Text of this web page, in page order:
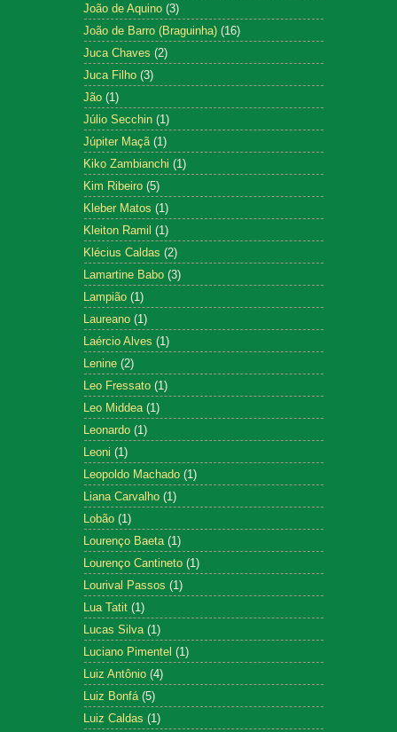
João de Aquino (3)
João de Barro (Braguinha) (16)
Juca Chaves (2)
Juca Filho (3)
Jão (1)
Júlio Secchin (1)
Júpiter Maçã (1)
Kiko Zambianchi (1)
Kim Ribeiro (5)
Kleber Matos (1)
Kleiton Ramil (1)
Klécius Caldas (2)
Lamartine Babo (3)
Lampião (1)
Laureano (1)
Laércio Alves (1)
Lenine (2)
Leo Fressato (1)
Leo Middea (1)
Leonardo (1)
Leoni (1)
Leopoldo Machado (1)
Liana Carvalho (1)
Lobão (1)
Lourenço Baeta (1)
Lourenço Cantineto (1)
Lourival Passos (1)
Lua Tatit (1)
Lucas Silva (1)
Luciano Pimentel (1)
Luiz Antônio (4)
Luiz Bonfá (5)
Luiz Caldas (1)